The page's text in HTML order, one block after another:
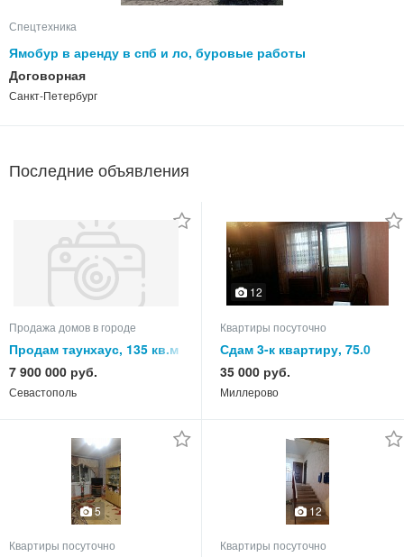
Спецтехника
Ямобур в аренду в спб и ло, буровые работы
Договорная
Санкт-Петербург
Последние объявления
Продажа домов в городе
Продам таунхаус, 135 кв.м
7 900 000 руб.
Севастополь
12
Квартиры посуточно
Сдам 3-к квартиру, 75.0
кв.м, этаж 2 из 2
35 000 руб.
Миллерово
5
Квартиры посуточно
12
Квартиры посуточно